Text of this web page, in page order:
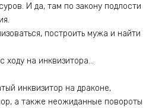
И да, там по закону подлости
построить мужа и найти
ходу на инквизитора…
инквизитор на драконе,
а также неожиданные повороты